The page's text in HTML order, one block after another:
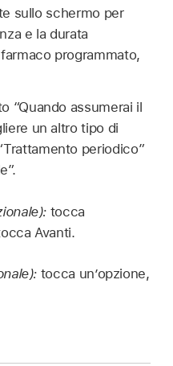
sullo schermo per
e la durata
programmato,
“Quando assumerai il
un altro tipo di
periodico”
tocca
Avanti.
tocca un’opzione,